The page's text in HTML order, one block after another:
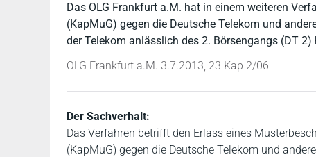
Das OLG Frankfurt a.M. hat in einem weiteren
(KapMuG) gegen die Deutsche Telekom und
der Telekom anlässlich des 2. Börsengangs (DT
OLG Frankfurt a.M. 3.7.2013, 23 Kap 2/06
Der Sachverhalt:
Das Verfahren betrifft den Erlass eines
(KapMuG) gegen die Deutsche Telekom und